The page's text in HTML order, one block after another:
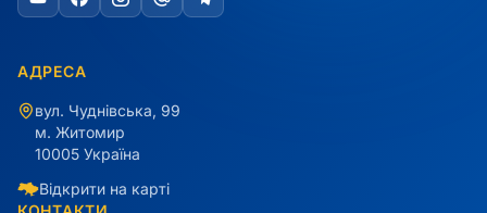
АДРЕСА
вул. Чуднівська, 99
м. Житомир
10005 Україна
Відкрити на карті